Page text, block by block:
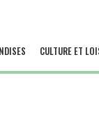
CULTURE ET